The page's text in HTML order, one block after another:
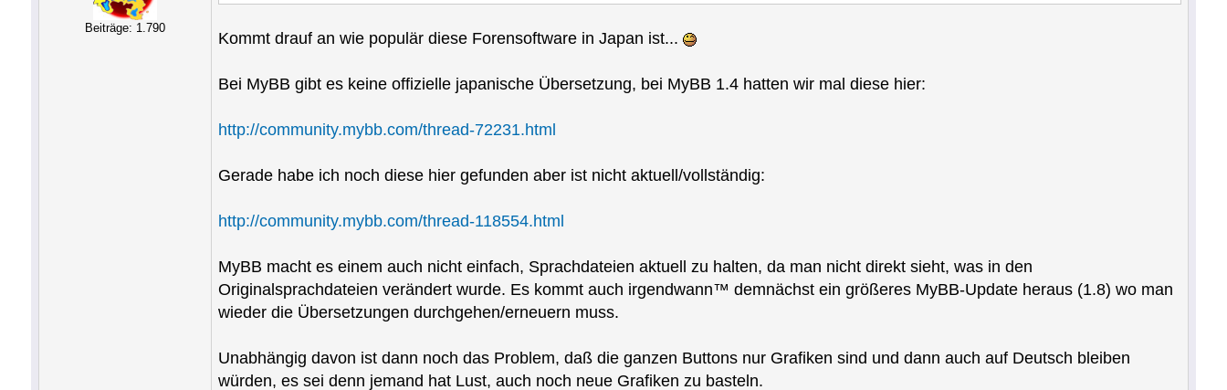
Beiträge: 1.790
Kommt drauf an wie populär diese Forensoftware in Japan ist...
Bei MyBB gibt es keine offizielle japanische Übersetzung, bei MyBB 1.4 hatten wir mal diese hier:
http://community.mybb.com/thread-72231.html
Gerade habe ich noch diese hier gefunden aber ist nicht aktuell/vollständig:
http://community.mybb.com/thread-118554.html
MyBB macht es einem auch nicht einfach, Sprachdateien aktuell zu halten, da man nicht direkt sieht, was in den
Originalsprachdateien verändert wurde. Es kommt auch irgendwann™ demnächst ein größeres MyBB-Update heraus (1.8) wo man
wieder die Übersetzungen durchgehen/erneuern muss.
Unabhängig davon ist dann noch das Problem, daß die ganzen Buttons nur Grafiken sind und dann auch auf Deutsch bleiben
würden, es sei denn jemand hat Lust, auch noch neue Grafiken zu basteln.